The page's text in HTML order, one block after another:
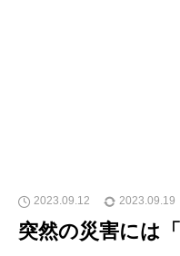
2023.09.12 2023.09.19
突然の災害には「